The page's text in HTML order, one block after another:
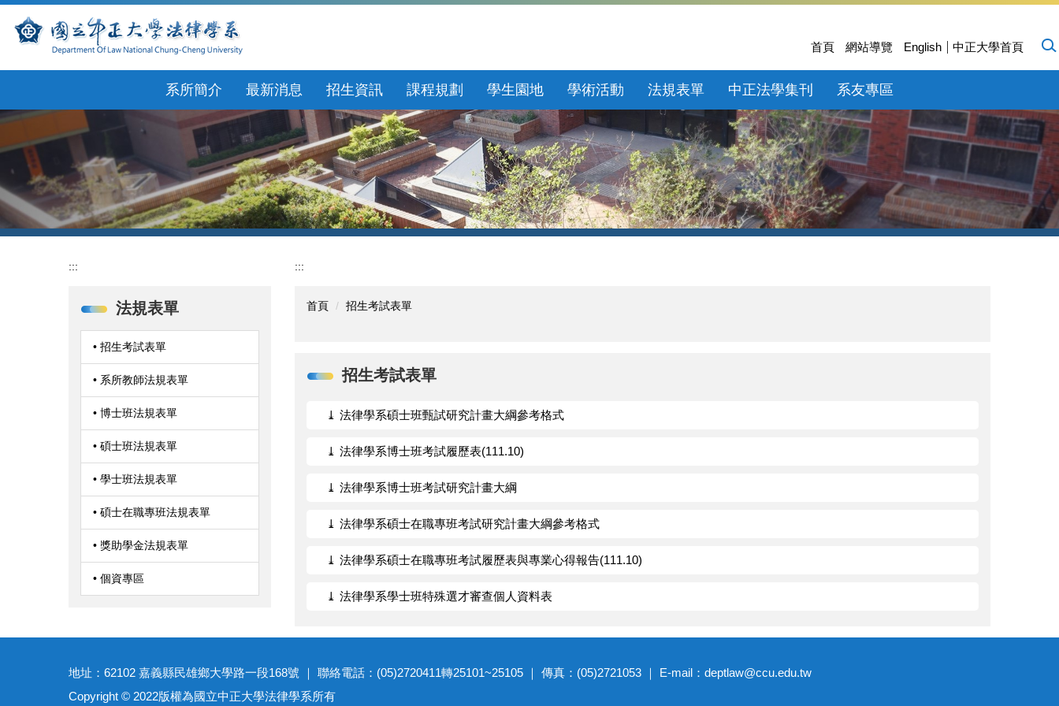
到
區
首頁 網站導覽 English 中正大學首頁
系所簡介 最新消息 招生資訊 課程規劃 學生園地 學術活動 法規表單 中正法學集刊 系友專區
:::
法規表單
• 招生考試表單
• 系所教師法規表單
• 博士班法規表單
• 碩士班法規表單
• 學士班法規表單
• 碩士在職專班法規表單
• 獎助學金法規表單
• 個資專區
:::
首頁 招生考試表單
招生考試表單
⤓ 法律學系碩士班甄試研究計畫大綱參考格式
⤓ 法律學系博士班考試履歷表(111.10)
⤓ 法律學系博士班考試研究計畫大綱
⤓ 法律學系碩士在職專班考試研究計畫大綱參考格式
⤓ 法律學系碩士在職專班考試履歷表與專業心得報告(111.10)
⤓ 法律學系學士班特殊選才審查個人資料表
地址：62102 嘉義縣民雄鄉大學路一段168號 ｜ 聯絡電話：(05)2720411轉25101~25105 ｜ 傳真：(05)2721053 ｜ E-mail：deptlaw@ccu.edu.tw
Copyright © 2022版權為國立中正大學法律學系所有